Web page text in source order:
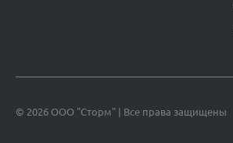
© 2026 ООО "Сторм" | Все права защищены